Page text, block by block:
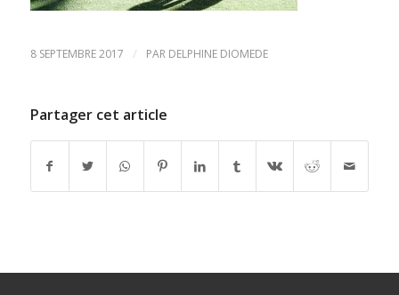
8 SEPTEMBRE 2017 / PAR DELPHINE DIOMEDE
Partager cet article